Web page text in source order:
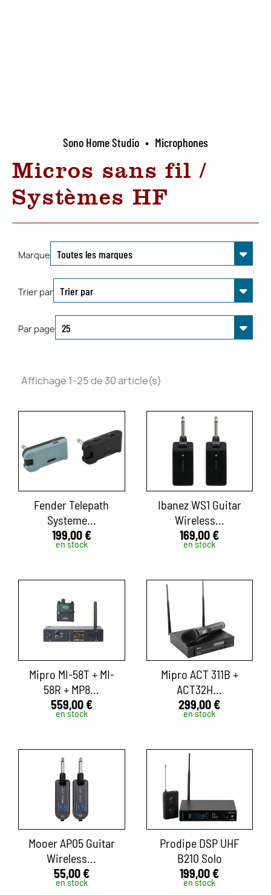
Sono Home Studio • Microphones
Micros sans fil /
Systèmes HF
Marque
Trier par
Par page
Affichage 1-25 de 30 article(s)
Fender Telepath
Systeme...
199,00 €
en stock
Ibanez WS1 Guitar
Wireless...
169,00 €
en stock
Mipro MI-58T + MI-
58R + MP8...
559,00 €
en stock
Mipro ACT 311B +
ACT32H...
299,00 €
en stock
Mooer AP05 Guitar
Wireless...
55,00 €
en stock
Prodipe DSP UHF
B210 Solo
199,00 €
en stock